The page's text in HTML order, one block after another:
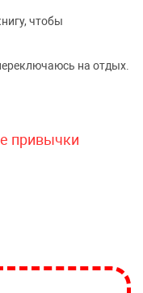
чтобы
на отдых.
привычки